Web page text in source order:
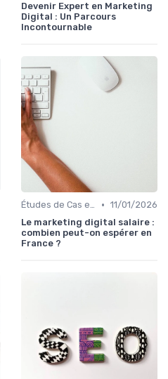
Devenir Expert en Marketing
Digital : Un Parcours
Incontournable
Études de Cas et Best Practices • 11/01/2026
Le marketing digital salaire :
combien peut-on espérer en
France ?